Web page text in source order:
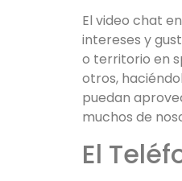
El video chat
intereses y
o territorio en
otros,
puedan
muchos de
El